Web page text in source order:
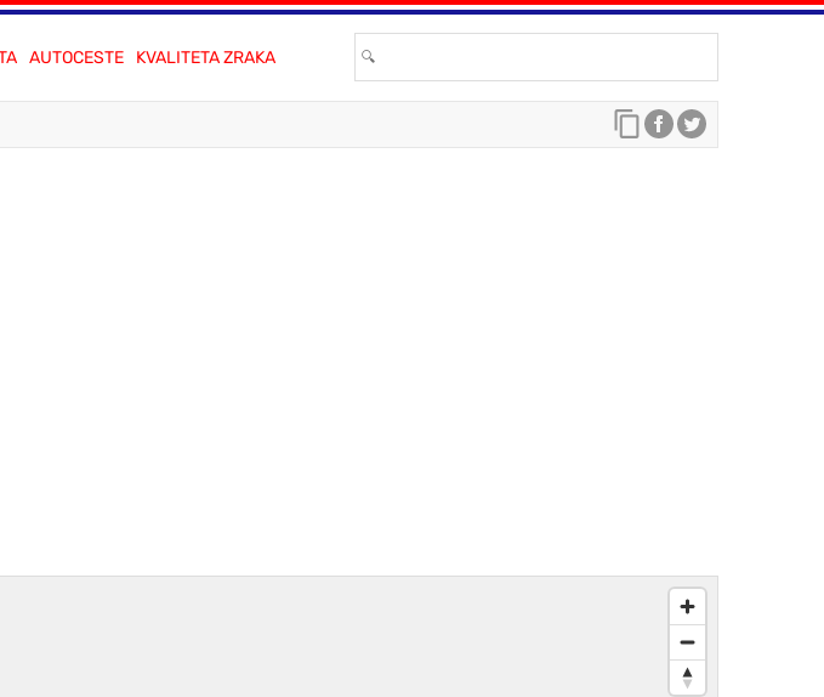
AUTOCESTE KVALITETA ZRAKA